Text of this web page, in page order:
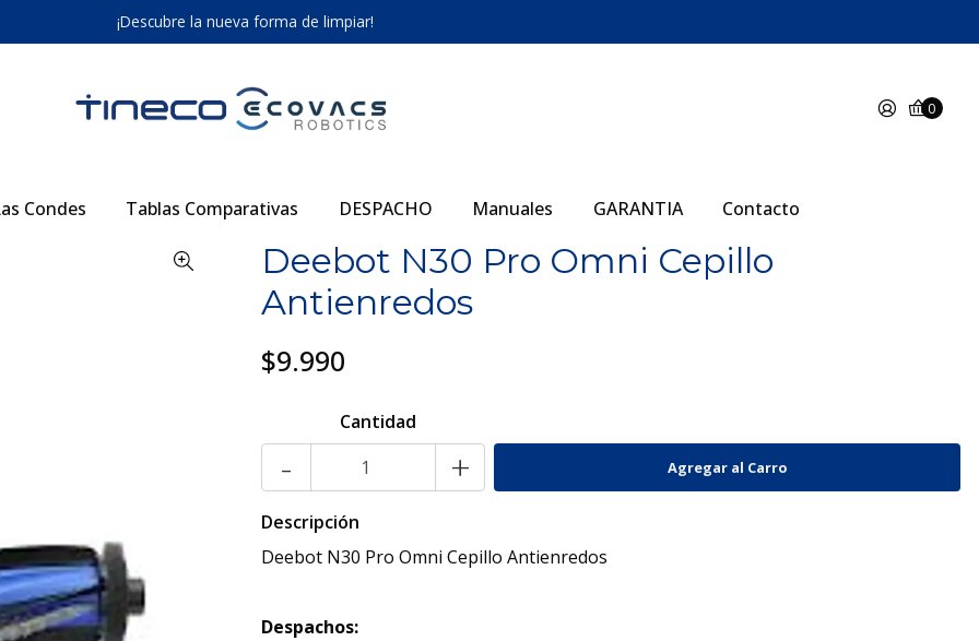
¡Descubre la nueva forma de limpiar!
0
Condes Tablas Comparativas DESPACHO Manuales GARANTIA Contacto
Deebot N30 Pro Omni Cepillo
Antienredos
$9.990
Cantidad
- +
Descripción
Deebot N30 Pro Omni Cepillo Antienredos
Despachos: